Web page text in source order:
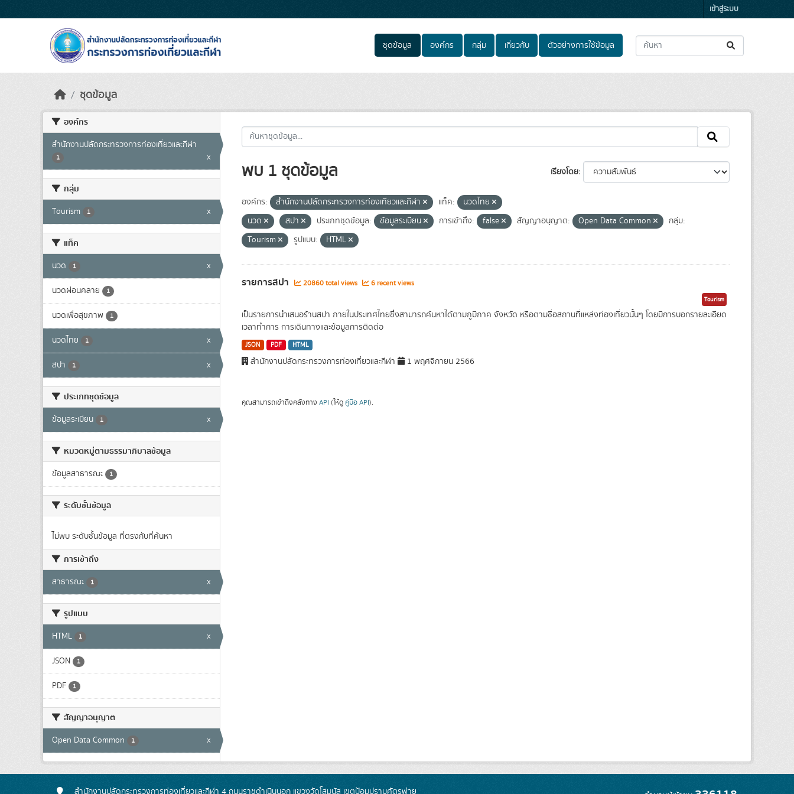
เข้าสู่ระบบ
ชุดข้อมูล องค์กร กลุ่ม เกี่ยวกับ ตัวอย่างการใช้ข้อมูล
ชุดข้อมูล
องค์กร
สำนักงานปลัดกระทรวงการท่องเที่ยวและกีฬา
1 x
กลุ่ม
Tourism 1 x
แท็ค
นวด 1 x
นวดผ่อนคลาย 1
นวดเพื่อสุขภาพ 1
นวดไทย 1 x
สปา 1 x
ประเภทชุดข้อมูล
ข้อมูลระเบียน 1 x
หมวดหมู่ตามธรรมาภิบาลข้อมูล
ข้อมูลสาธารณะ 1
ระดับชั้นข้อมูล
ไม่พบ ระดับชั้นข้อมูล ที่ตรงกับที่ค้นหา
การเข้าถึง
สาธารณะ 1 x
รูปแบบ
HTML 1 x
JSON 1
PDF 1
สัญญาอนุญาต
Open Data Common 1 x
เรียงโดย
พบ 1 ชุดข้อมูล
องค์กร: สำนักงานปลัดกระทรวงการท่องเที่ยวและกีฬา แท็ค:
นวดไทย
นวด
สปา ประเภทชุดข้อมูล: ข้อมูลระเบียน การเข้าถึง: false สัญญาอนุญาต: Open Data Common
กลุ่ม:
Tourism
รูปแบบ: HTML
รายการสปา 20860 total views 6 recent views
Tourism
เป็นรายการนำเสนอร้านสปา ภายในประเทศไทยซึ่งสามารถค้นหาได้ตามภูมิภาค จังหวัด หรือตามชื่อสถานที่แหล่งท่องเที่ยวนั้นๆ โดยมีการบอกรายละเอียด
เวลาทำการ การเดินทางและข้อมูลการติดต่อ
JSON PDF HTML
สำนักงานปลัดกระทรวงการท่องเที่ยวและกีฬา 1 พฤศจิกายน 2566
คุณสามารถเข้าถึงคลังทาง API (ให้ดู คู่มือ API).
สำนักงานปลัดกระทรวงการท่องเที่ยวและกีฬา 4 ถนนราชดำเนินนอก แขวงวัดโสมนัส เขตป้อมปราบศัตรูพ่าย